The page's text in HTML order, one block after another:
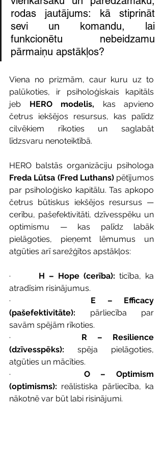
rodas jautājums: kā stiprināt
sevi un komandu, lai
funkcionētu nebeidzamu
pārmaiņu apstākļos?
Viena no prizmām, caur kuru uz to
palūkoties, ir psiholoģiskais kapitāls
jeb HERO modelis, kas apvieno
četrus iekšējos resursus, kas palīdz
cilvēkiem rīkoties un saglabāt
līdzsvaru nenoteiktībā.
Freda Lūtsa (Fred Luthans) pētījumos
par psiholoģisko kapitālu. Tas apkopo
četrus būtiskus iekšējos resursus —
cerību, pašefektivitāti, dzīvesspēku un
optimismu — kas palīdz labāk
pielāgoties, pieņemt lēmumus un
atgūties arī sarežģītos apstākļos:
· H – Hope (cerība): ticība, ka
atradīsim risinājumus.
· E – Efficacy
(pašefektivitāte): pārliecība par
savām spējām rīkoties.
· R – Resilience
(dzīvesspēks): spēja pielāgoties,
atgūties un mācīties.
· O – Optimism
(optimisms): reālistiska pārliecība, ka
nākotnē var būt labi risinājumi.